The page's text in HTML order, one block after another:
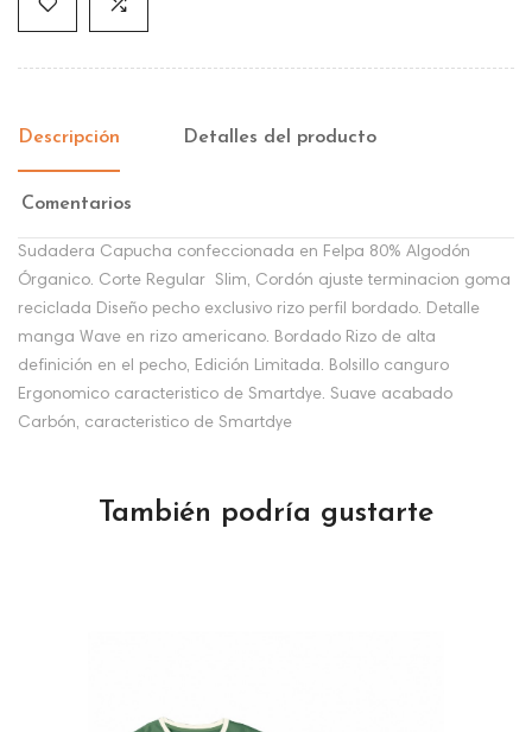
Descripción Detalles del producto
Comentarios
Sudadera Capucha confeccionada en Felpa 80% Algodón
Órganico. Corte Regular Slim, Cordón ajuste terminacion goma
reciclada Diseño pecho exclusivo rizo perfil bordado. Detalle
manga Wave en rizo americano. Bordado Rizo de alta
definición en el pecho, Edición Limitada. Bolsillo canguro
Ergonomico caracteristico de Smartdye. Suave acabado
Carbón, caracteristico de Smartdye
También podría gustarte